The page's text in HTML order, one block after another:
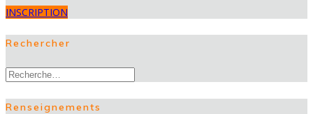
INSCRIPTION
Rechercher
Recherche
:
Renseignements